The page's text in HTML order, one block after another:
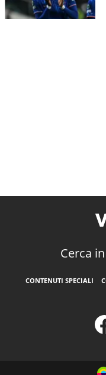
Cerca
CONTENUTI SPECIALI